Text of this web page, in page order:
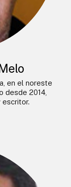
en el noreste
desde 2014,